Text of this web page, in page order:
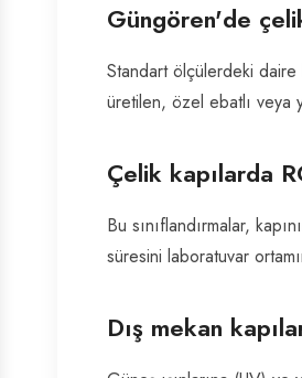
Güngören'de
Standart ölçülerdeki
üretilen, özel ebatlı veya
Çelik kapılarda
Bu sınıflandırmalar,
süresini laboratuvar
Dış mekan